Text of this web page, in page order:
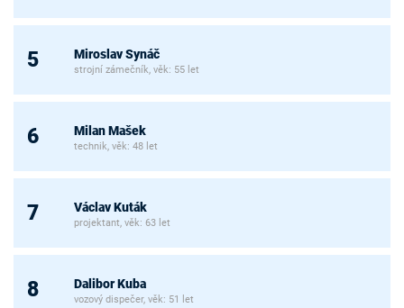
5 Miroslav Synáč
strojní zámečník, věk: 55 let
6 Milan Mašek
technik, věk: 48 let
7 Václav Kuták
projektant, věk: 63 let
8 Dalibor Kuba
vozový dispečer, věk: 51 let